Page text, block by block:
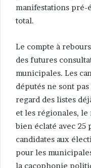
manifestations pré-
total.
Le compte à
des futures
municipales. Les
députés ne sont
regard des listes
et les régionales,
bien éclaté avec 25
candidates aux
pour les
la cacophonie